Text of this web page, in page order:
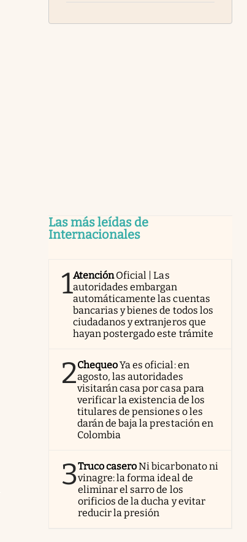
Las más leídas de
Internacionales
1AtenciónOficial | Las
autoridades embargan
automáticamente las cuentas
bancarias y bienes de todos los
ciudadanos y extranjeros que
hayan postergado este trámite
2ChequeoYa es oficial: en
agosto, las autoridades
visitarán casa por casa para
verificar la existencia de los
titulares de pensiones o les
darán de baja la prestación en
Colombia
3Truco caseroNi bicarbonato ni
vinagre: la forma ideal de
eliminar el sarro de los
orificios de la ducha y evitar
reducir la presión